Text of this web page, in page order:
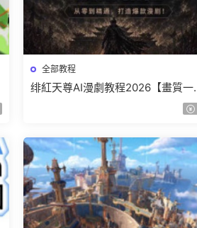
全部教程
绯紅天尊AI漫劇教程2026【畫質一